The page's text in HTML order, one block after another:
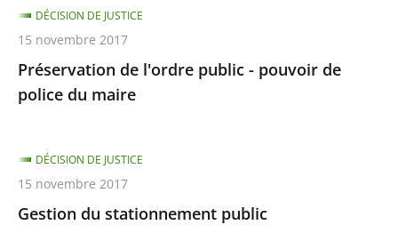
Préservation de l'ordre public - pouvoir de
police du maire
DÉCISION DE JUSTICE
15 novembre 2017
Gestion du stationnement public
DÉCISION DE JUSTICE
15 novembre 2017